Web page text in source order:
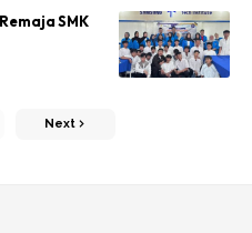
SMK
Next